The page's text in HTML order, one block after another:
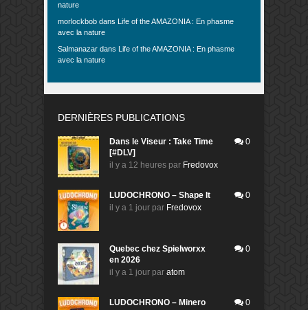
nature
morlockbob dans Life of the AMAZONIA : En phasme
avec la nature
Salmanazar dans Life of the AMAZONIA : En phasme
avec la nature
DERNIÈRES PUBLICATIONS
Dans le Viseur : Take Time
[#DLV]
il y a 12 heures par Fredovox
0
LUDOCHRONO – Shape It
il y a 1 jour par Fredovox
0
Quebec chez Spielworxx
en 2026
il y a 1 jour par atom
0
LUDOCHRONO – Minero
0